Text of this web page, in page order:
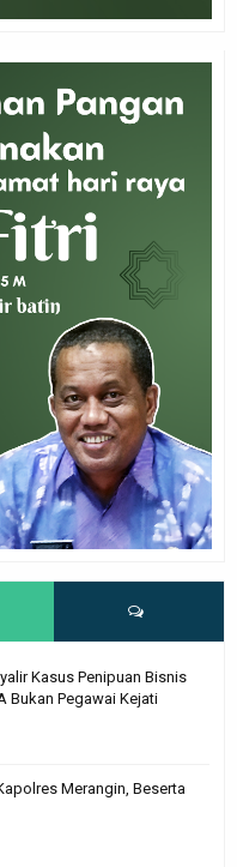
Kasus Penipuan Bisnis
Bukan Pegawai Kejati
Merangin, Beserta